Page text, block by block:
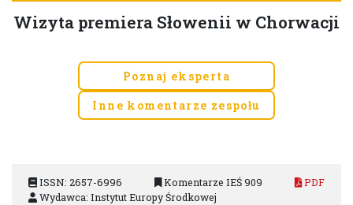
Wizyta premiera Słowenii w Chorwacji
Poznaj eksperta
Inne komentarze zespołu
ISSN: 2657-6996 Komentarze IEŚ 909
PDF
Wydawca: Instytut Europy Środkowej